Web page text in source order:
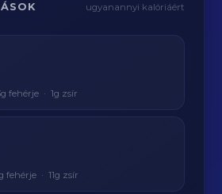
ugyanannyi kalóriáért
fehérje · 1g zsír
fehérje · 11g zsír